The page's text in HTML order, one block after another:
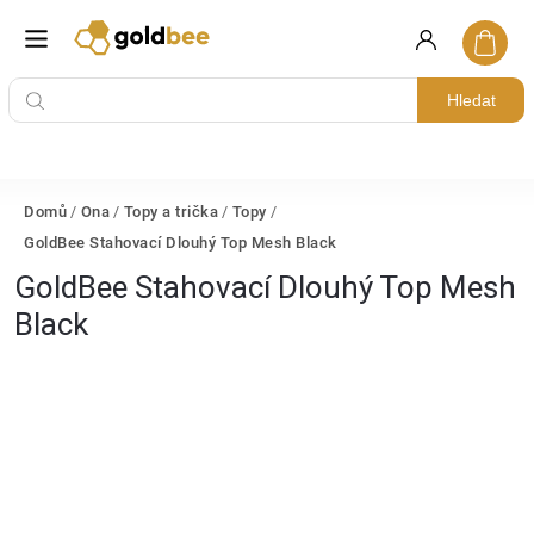
Hledat
Domů / Ona / Topy a trička / Topy /
GoldBee Stahovací Dlouhý Top Mesh Black
GoldBee Stahovací Dlouhý Top Mesh
Black